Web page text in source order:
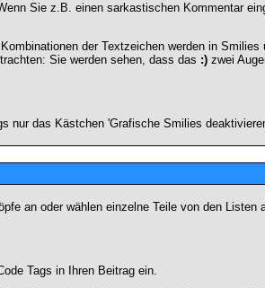
Sie z.B. einen sarkastischen Kommentar
der Textzeichen werden in Smilies
Sie werden sehen, dass das :)zwei
nur das Kästchen 'Grafische Smilies
an oder wählen einzelne Teile von den Listen
Tags in Ihren Beitrag ein.